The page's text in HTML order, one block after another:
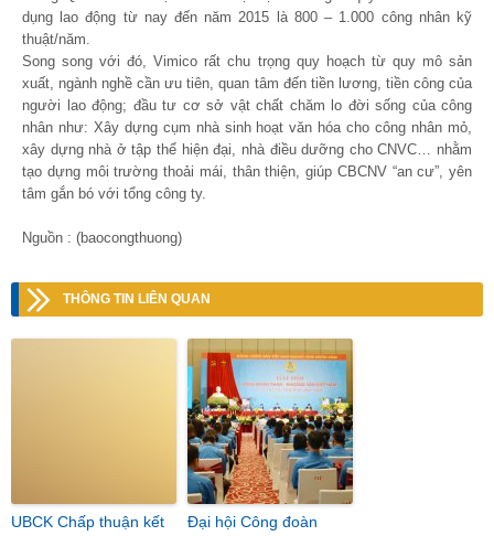
dụng lao động từ nay đến năm 2015 là 800 – 1.000 công nhân kỹ
thuật/năm.
Song song với đó, Vimico rất chu trọng quy hoạch từ quy mô sản
xuất, ngành nghề cần ưu tiên, quan tâm đến tiền lương, tiền công của
người lao động; đầu tư cơ sở vật chất chăm lo đời sống của công
nhân như: Xây dựng cụm nhà sinh hoạt văn hóa cho công nhân mỏ,
xây dựng nhà ở tập thể hiện đại, nhà điều dưỡng cho CNVC… nhằm
tạo dựng môi trường thoải mái, thân thiện, giúp CBCNV “an cư”, yên
tâm gắn bó với tổng công ty.
Nguồn : (baocongthuong)
THÔNG TIN LIÊN QUAN
UBCK Chấp thuận kết
Đại hội Công đoàn